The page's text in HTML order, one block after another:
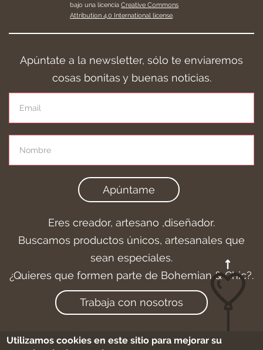
bajo una licencia Creative Commons
Attribution 4.0 International license.
Apúntate a la newsletter, sólo te enviaremos
cosas bonitas y buenas noticias.
Apúntame
Eres creador, artesano ,diseñador.
Buscamos productos únicos, artesanales que
sean especiales.
¿Quieres que formen parte de Bohemian & Chic?.
Trabaja con nosotros
Utilizamos cookies en este sitio para mejorar su